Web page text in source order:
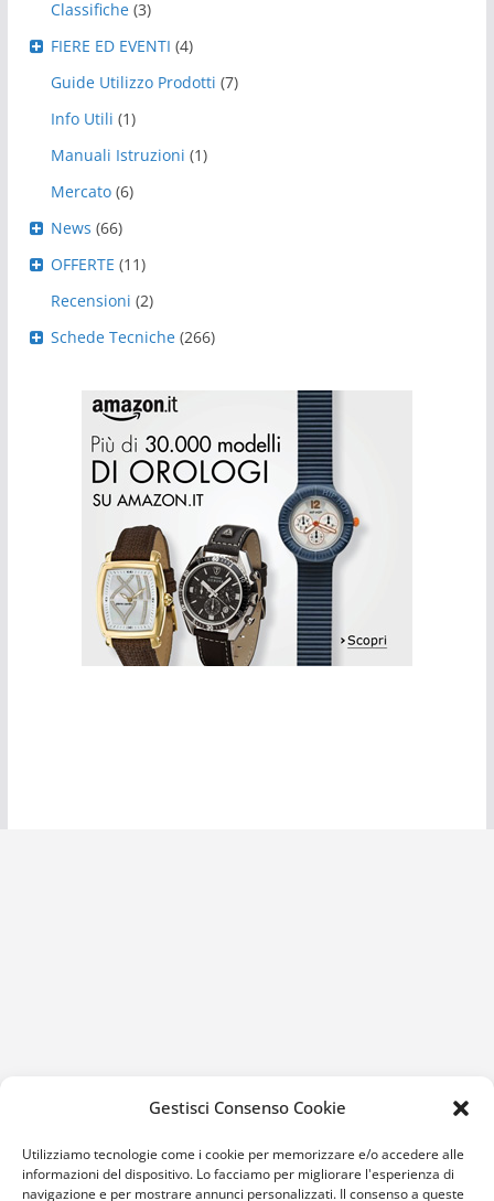
Gestisci Consenso Cookie
Utilizziamo tecnologie come i cookie per memorizzare e/o accedere alle
informazioni del dispositivo. Lo facciamo per migliorare l'esperienza di
navigazione e per mostrare annunci personalizzati. Il consenso a queste
Classifiche (3)
FIERE ED EVENTI (4)
Guide Utilizzo Prodotti (7)
Info Utili (1)
Manuali Istruzioni (1)
Mercato (6)
News (66)
OFFERTE (11)
Recensioni (2)
Schede Tecniche (266)